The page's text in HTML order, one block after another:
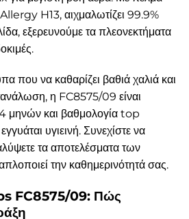
H13, αιχμαλωτίζει 99.9%
εξερευνούμε τα πλεονεκτήματα
που να καθαρίζει βαθιά χαλιά και
η FC8575/09 είναι
μηνών και βαθμολογία top
υγιεινή. Συνεχίστε να
τα αποτελέσματα των
την καθημερινότητά σας.
FC8575/09: Πώς